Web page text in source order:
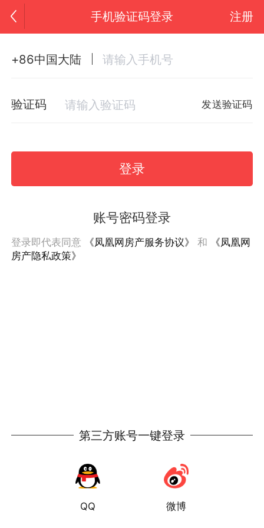
手机验证码登录 注册
+86中国大陆
验证码 发送验证码
登录
账号密码登录
登录即代表同意 《凤凰网房产服务协议》 和
《凤凰网
房产隐私政策》
第三方账号一键登录
QQ 微博